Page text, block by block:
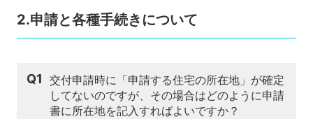
2.申請と各種手続きについて
Q1 交付申請時に「申請する住宅の所在地」が確定
してないのですが、その場合はどのように申請
書に所在地を記入すればよいですか？